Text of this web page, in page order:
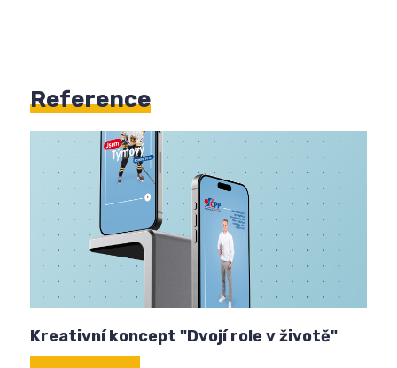
Reference
Kreativní koncept "Dvojí role v životě"